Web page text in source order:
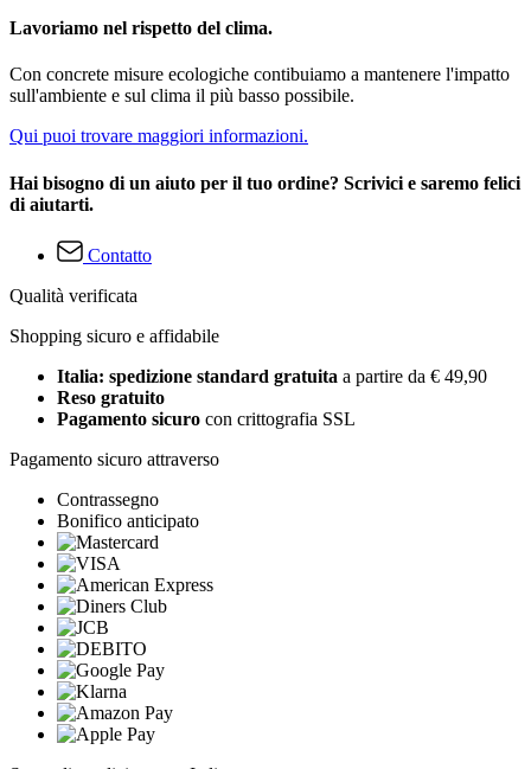
Lavoriamo nel rispetto del clima.
Con concrete misure ecologiche contibuiamo a mantenere l'impatto
sull'ambiente e sul clima il più basso possibile.
Qui puoi trovare maggiori informazioni.
Hai bisogno di un aiuto per il tuo ordine? Scrivici e saremo felici
di aiutarti.
Contatto
Qualità verificata
Shopping sicuro e affidabile
Italia: spedizione standard gratuita a partire da € 49,90
Reso gratuito
Pagamento sicuro con crittografia SSL
Pagamento sicuro attraverso
Contrassegno
Bonifico anticipato